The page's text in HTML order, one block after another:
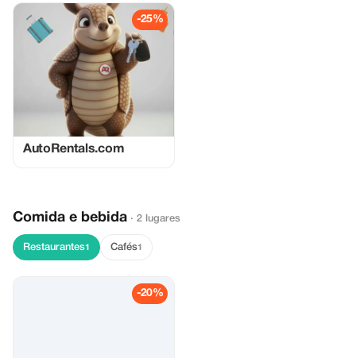
-25%
AutoRentals.com
Comida e bebida · 2 lugares
Restaurantes1 Cafés1
-20%